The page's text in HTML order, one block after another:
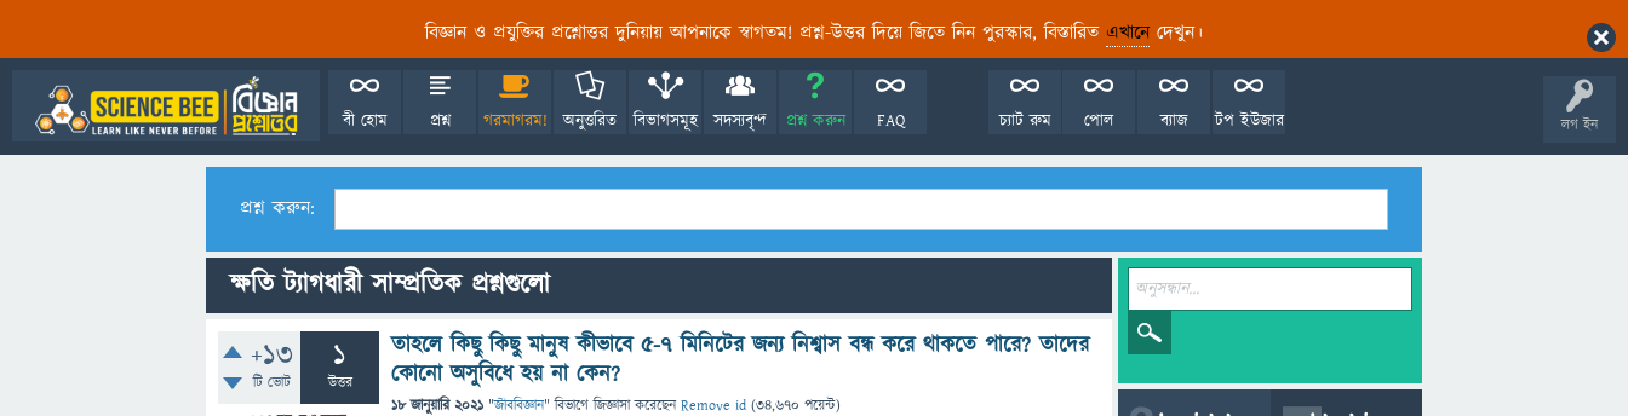
বিজ্ঞান ও প্রযুক্তির প্রশ্নোত্তর দুনিয়ায় আপনাকে স্বাগতম! প্রশ্ন-উত্তর দিয়ে জিতে নিন পুরস্কার, বিস্তারিত এখানেদেখুন।
লগ ইন
বী হোম প্রশ্ন গরমাগরম! অনুত্তরিত বিভাগসমূহ সদস্যবৃন্দ প্রশ্ন করুন FAQ টপ ইউজার
ব্যাজ
পোল
চ্যাট রুম
প্রশ্ন করুন:
ক্ষতি ট্যাগধারী সাম্প্রতিক প্রশ্নগুলো
+13
টি ভোট
1
উত্তর
তাহলে কিছু কিছু মানুষ কীভাবে ৫-৭ মিনিটের জন্য নিশ্বাস বন্ধ করে থাকতে পারে? তাদের
কোনো অসুবিধে হয় না কেন?
18 জানুয়ারি 2021 "জীববিজ্ঞান" বিভাগে জিজ্ঞাসাকরেছেনRemove id (34,670 পয়েন্ট)